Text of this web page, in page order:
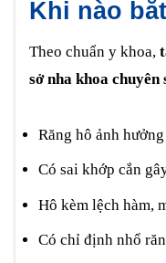
Khi nào
Theo chuẩn y khoa,
sở nha khoa chuyên
Răng hô ảnh
Có sai khớp cắn
Hô kèm lệch hàm,
Có chỉ định nhổ